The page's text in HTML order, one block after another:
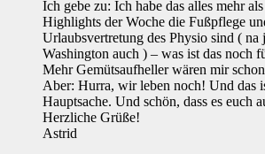
Ich gebe zu: Ich habe das alles mehr
Highlights der Woche die Fußpflege
Urlaubsvertretung des Physio sind ( na
Washington auch ) – was ist das noch
Mehr Gemütsaufheller wären mir
Aber: Hurra, wir leben noch! Und das
Hauptsache. Und schön, dass es euch
Herzliche Grüße!
Astrid